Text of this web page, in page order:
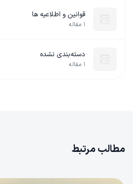
قوانین و اطلاعیه ها
۱ مقاله
دسته‌بندی نشده
۱ مقاله
مطالب مرتبط